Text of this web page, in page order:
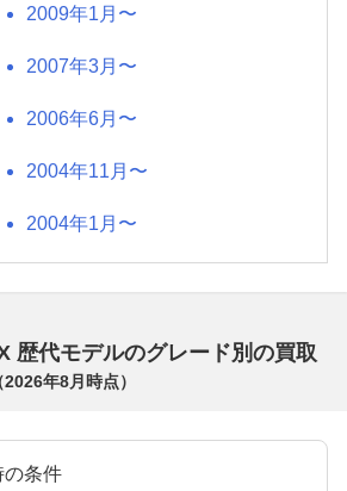
2009年1月〜
2007年3月〜
2006年6月〜
2004年11月〜
2004年1月〜
歴代モデルのグレード別の買取
2026年8月 時点）
の条件